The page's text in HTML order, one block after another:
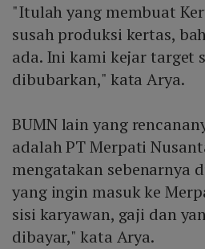
"Itulah yang membuat
susah produksi kertas,
ada. Ini kami kejar target
dibubarkan," kata Arya.
BUMN lain yang
adalah PT Merpati
mengatakan sebenarnya
yang ingin masuk ke
sisi karyawan, gaji dan
dibayar," kata Arya.